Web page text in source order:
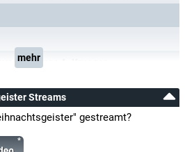
,Thomas A. Krueger
mehr
Streams
gestreamt?